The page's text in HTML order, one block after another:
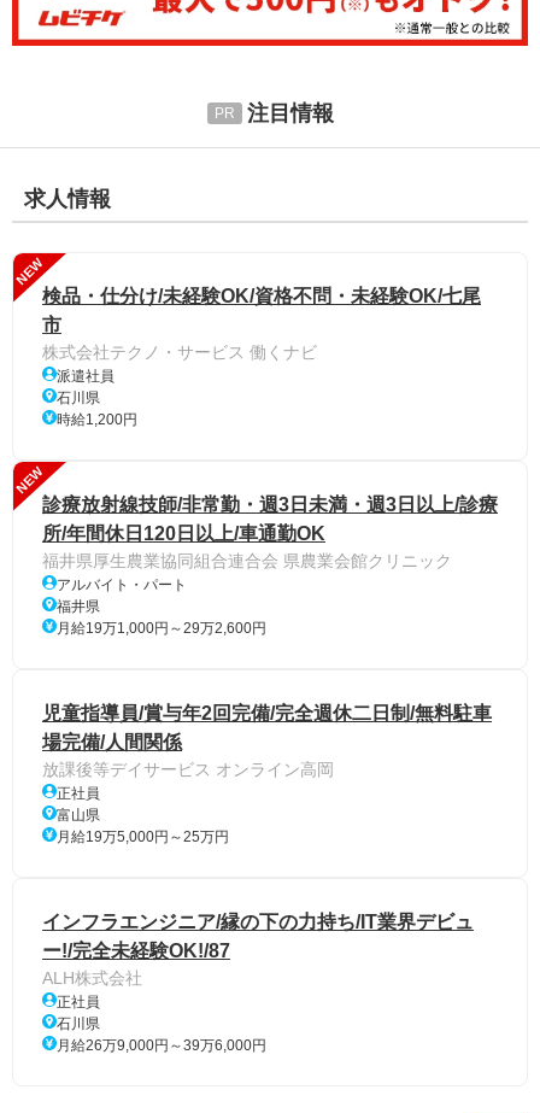
注目情報
求人情報
NEW
検品・仕分け/未経験OK/資格不問・未経験OK/七尾
市
株式会社テクノ・サービス 働くナビ
派遣社員
石川県
時給1,200円
NEW
診療放射線技師/非常勤・週3日未満・週3日以上/診療
所/年間休日120日以上/車通勤OK
福井県厚生農業協同組合連合会 県農業会館クリニック
アルバイト・パート
福井県
月給19万1,000円～29万2,600円
児童指導員/賞与年2回完備/完全週休二日制/無料駐車
場完備/人間関係
放課後等デイサービス オンライン高岡
正社員
富山県
月給19万5,000円～25万円
インフラエンジニア/縁の下の力持ち/IT業界デビュ
ー!/完全未経験OK!/87
ALH株式会社
正社員
石川県
月給26万9,000円～39万6,000円